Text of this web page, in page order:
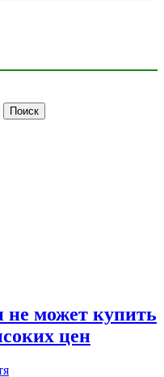
не может купить
цен